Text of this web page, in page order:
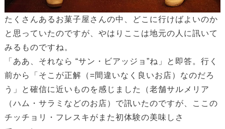
たくさんあるお菓子屋さんの中、どこに行けばよいのか
と思っていたのですが、やはりここは地元の人に訊いて
みるものですね。
「ああ、それなら “サン・ビアッジョ”ね」と即答。行く
前から「そこが正解（=間違いなく良いお店）なのだろ
う」と確信に近いものを感じました（老舗サルメリア
（ハム・サラミなどのお店）で訊いたのですが、ここの
チッチョリ・フレスキがまた初体験の美味しさ